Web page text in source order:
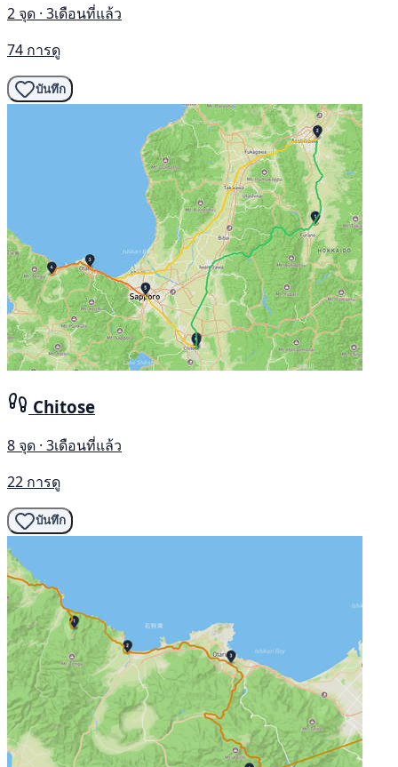
2 จุด · 3เดือนที่แล้ว
74 การดู
บันทึก
Chitose
8 จุด · 3เดือนที่แล้ว
22 การดู
บันทึก